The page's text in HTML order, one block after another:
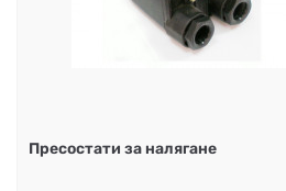
Пресостати за налягане